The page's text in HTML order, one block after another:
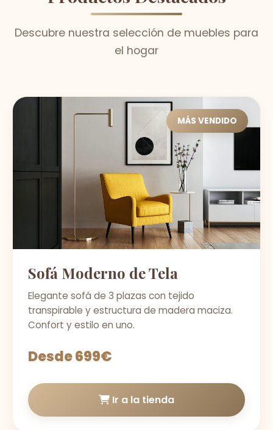
Descubre nuestra selección de muebles para
el hogar
MÁS VENDIDO
Sofá Moderno de Tela
Elegante sofá de 3 plazas con tejido
transpirable y estructura de madera maciza.
Confort y estilo en uno.
Desde 699€
Ir a la tienda